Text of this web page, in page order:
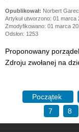
Norbert
Artykuł utworzono: 01 marca
Zmodyfikowano: 01 marca
Odsłon: 1253
Proponowany
Zdroju zwołanej na
Początek
7
8